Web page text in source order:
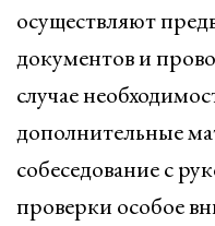
осуществляют
документов и
случае
дополнительные
собеседование с
проверки особое